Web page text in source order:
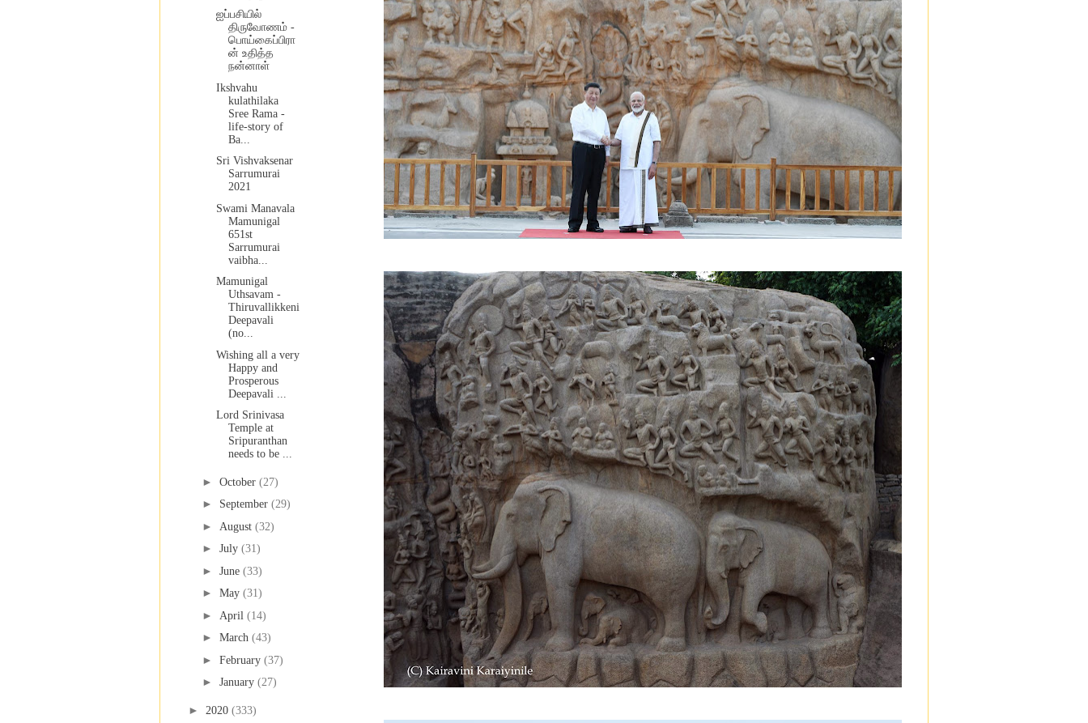
ஐப்பசியில்
திருவோணம் -
பொய்கைப்பிரா
ன் உதித்த
நன்னாள்
Ikshvahu
kulathilaka
Sree Rama -
life-story of
Ba...
Sri Vishvaksenar
Sarrumurai
2021
Swami Manavala
Mamunigal
651st
Sarrumurai
vaibha...
Mamunigal
Uthsavam -
Thiruvallikkeni
Deepavali
(no...
Wishing all a very
Happy and
Prosperous
Deepavali ...
Lord Srinivasa
Temple at
Sripuranthan
needs to be ...
► October (27)
► September (29)
► August (32)
► July (31)
► June (33)
► May (31)
► April (14)
► March (43)
► February (37)
► January (27)
► 2020 (333)